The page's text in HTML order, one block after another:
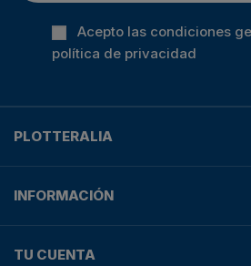
Acepto las condiciones
política de privacidad
PLOTTERALIA
INFORMACIÓN
TU CUENTA